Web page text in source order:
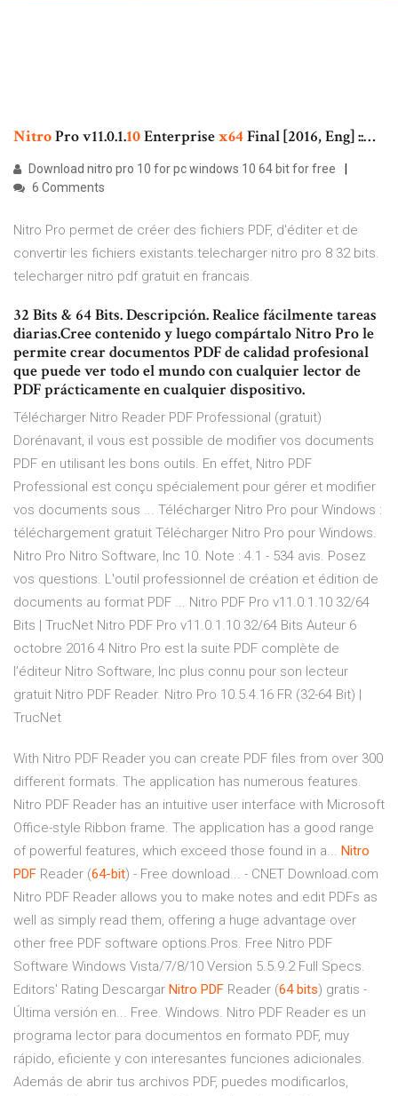
NitroPro v11.0.1.10Enterprisex64Final [2016, Eng] ::…
Download nitro pro 10 for pc windows 10 64 bit for free
6 Comments
Nitro Pro permet de créer des fichiers PDF, d'éditer et de
convertir les fichiers existants.telecharger nitro pro 8 32 bits.
telecharger nitro pdf gratuit en francais.
32 Bits & 64 Bits. Descripción. Realice fácilmente tareas
diarias.Cree contenido y luego compártalo Nitro Pro le
permite crear documentos PDF de calidad profesional
que puede ver todo el mundo con cualquier lector de
PDF prácticamente en cualquier dispositivo.
Télécharger Nitro Reader PDF Professional (gratuit)
Dorénavant, il vous est possible de modifier vos documents
PDF en utilisant les bons outils. En effet, Nitro PDF
Professional est conçu spécialement pour gérer et modifier
vos documents sous ... Télécharger Nitro Pro pour Windows :
téléchargement gratuit Télécharger Nitro Pro pour Windows.
Nitro Pro Nitro Software, Inc 10. Note : 4.1 - 534 avis. Posez
vos questions. L'outil professionnel de création et édition de
documents au format PDF ... Nitro PDF Pro v11.0.1.10 32/64
Bits | TrucNet Nitro PDF Pro v11.0.1.10 32/64 Bits Auteur 6
octobre 2016 4 Nitro Pro est la suite PDF complète de
l’éditeur Nitro Software, Inc plus connu pour son lecteur
gratuit Nitro PDF Reader. Nitro Pro 10.5.4.16 FR (32-64 Bit) |
TrucNet
With Nitro PDF Reader you can create PDF files from over 300
different formats. The application has numerous features.
Nitro PDF Reader has an intuitive user interface with Microsoft
Office-style Ribbon frame. The application has a good range
of powerful features, which exceed those found in a... Nitro
PDF Reader (64-bit) - Free download... - CNET Download.com
Nitro PDF Reader allows you to make notes and edit PDFs as
well as simply read them, offering a huge advantage over
other free PDF software options.Pros. Free Nitro PDF
Software Windows Vista/7/8/10 Version 5.5.9.2 Full Specs.
Editors' Rating Descargar Nitro PDF Reader (64 bits) gratis -
Última versión en... Free. Windows. Nitro PDF Reader es un
programa lector para documentos en formato PDF, muy
rápido, eficiente y con interesantes funciones adicionales.
Además de abrir tus archivos PDF, puedes modificarlos,